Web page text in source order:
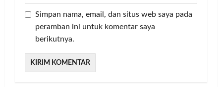
Simpan nama, email, dan situs web saya pada
peramban ini untuk komentar saya
berikutnya.